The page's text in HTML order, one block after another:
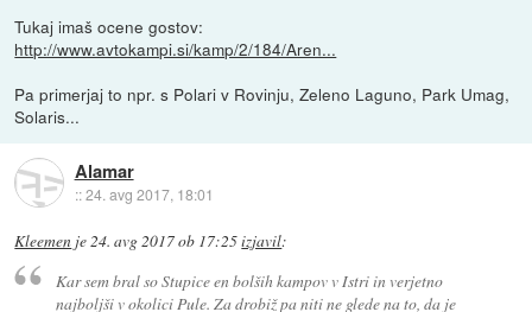
Tukaj imaš ocene gostov:
http://www.avtokampi.si/kamp/2/184/Aren...
Pa primerjaj to npr. s Polari v Rovinju, Zeleno Laguno, Park Umag,
Solaris...
Alamar
::24. avg 2017, 18:01
Kleemen je24. avg 2017 ob 17:25izjavil:
Kar sem bral so Stupice en bolših kampov v Istri in verjetno
najboljši v okolici Pule. Za drobiž pa niti ne glede na to, da je